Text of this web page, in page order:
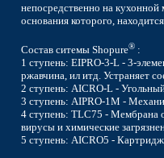
непосредственно на
основания которого,
Состав ситемы Shopure® :
1 ступень: EIPRO-3-L - 3-
ржавчина, ил итд. Устраняет
2 ступень: AICRO-L -
3 ступень: AIPRO-1M -
4 ступень: TLC75 - Мембрана
вирусы и химические
5 ступень: AICRO5 -